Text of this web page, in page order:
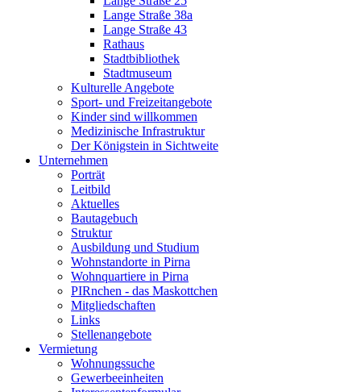
Lange Straße 38a
Lange Straße 43
Rathaus
Stadtbibliothek
Stadtmuseum
Kulturelle Angebote
Sport- und Freizeitangebote
Kinder sind willkommen
Medizinische Infrastruktur
Der Königstein in Sichtweite
Unternehmen
Porträt
Leitbild
Aktuelles
Bautagebuch
Struktur
Ausbildung und Studium
Wohnstandorte in Pirna
Wohnquartiere in Pirna
PIRnchen - das Maskottchen
Mitgliedschaften
Links
Stellenangebote
Vermietung
Wohnungssuche
Gewerbeeinheiten